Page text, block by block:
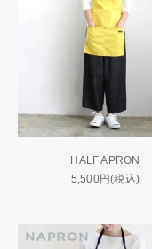
HALF APRON
5,500円(税込)